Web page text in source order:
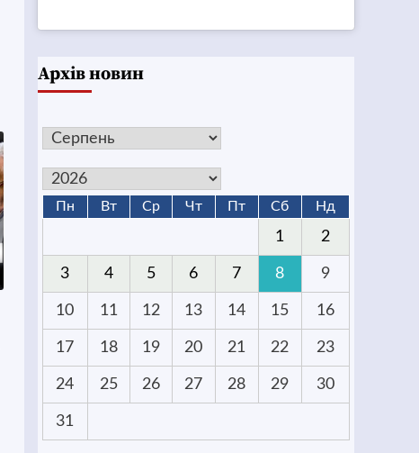
Архів новин
Пн Вт Ср Чт Пт Сб Нд
1 2
3 4 5 6 7 8 9
10 11 12 13 14 15 16
17 18 19 20 21 22 23
24 25 26 27 28 29 30
31